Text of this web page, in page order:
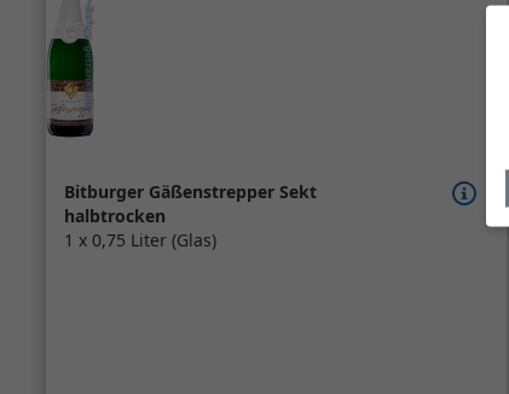
Bitburger Gäßenstrepper Sekt
halbtrocken
1 x 0,75 Liter (Glas)